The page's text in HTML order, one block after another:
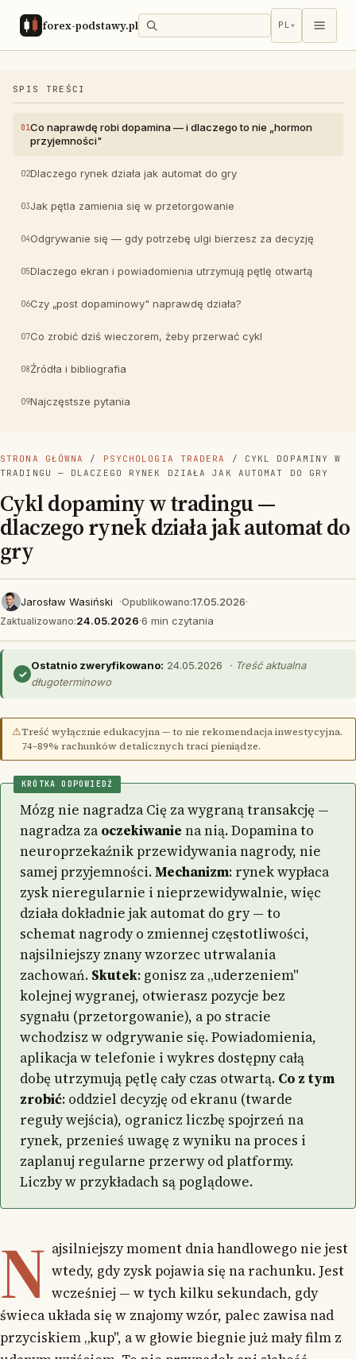
forex-podstawy.pl PL▾
SPIS TREŚCI
Co naprawdę robi dopamina — i dlaczego to nie „hormon
przyjemności"
Dlaczego rynek działa jak automat do gry
Jak pętla zamienia się w przetorgowanie
Odgrywanie się — gdy potrzebę ulgi bierzesz za decyzję
Dlaczego ekran i powiadomienia utrzymują pętlę otwartą
Czy „post dopaminowy" naprawdę działa?
Co zrobić dziś wieczorem, żeby przerwać cykl
Źródła i bibliografia
Najczęstsze pytania
STRONA GŁÓWNA / PSYCHOLOGIA TRADERA
/ CYKL DOPAMINY W
TRADINGU — DLACZEGO RYNEK DZIAŁA JAK AUTOMAT DO GRY
Cykl dopaminy w tradingu —
dlaczego rynek działa jak automat do
gry
Jarosław Wasiński ·Opublikowano:17.05.2026·
Zaktualizowano:24.05.2026·6 min czytania
✓
Ostatnio zweryfikowano: 24.05.2026
· Treść aktualna
długoterminowo
⚠Treść wyłącznie edukacyjna — to nie rekomendacja inwestycyjna.
74–89% rachunków detalicznych traci pieniądze.
KRÓTKA ODPOWIEDŹ
Mózg nie nagradza Cię za wygraną transakcję —
nagradza za oczekiwanie na nią. Dopamina to
neuroprzekaźnik przewidywania nagrody, nie
samej przyjemności.Mechanizm: rynek wypłaca
zysk nieregularnie i nieprzewidywalnie, więc
działa dokładnie jak automat do gry — to
schemat nagrody o zmiennej częstotliwości,
najsilniejszy znany wzorzec utrwalania
zachowań. Skutek: gonisz za „uderzeniem"
kolejnej wygranej, otwierasz pozycje bez
sygnału (przetorgowanie), a po stracie
wchodzisz w odgrywanie się. Powiadomienia,
aplikacja w telefonie i wykres dostępny całą
dobę utrzymują pętlę cały czas otwartą. Co z tym
zrobić: oddziel decyzję od ekranu (twarde
reguły wejścia), ogranicz liczbę spojrzeń na
rynek, przenieś uwagę z wyniku na proces i
zaplanuj regularne przerwy od platformy.
Liczby w przykładach są poglądowe.
N ajsilniejszy moment dnia handlowego nie jest
wtedy, gdy zysk pojawia się na rachunku. Jest
wcześniej — w tych kilku sekundach, gdy
świeca układa się w znajomy wzór, palec zawisa nad
przyciskiem „kup", a w głowie biegnie już mały film z